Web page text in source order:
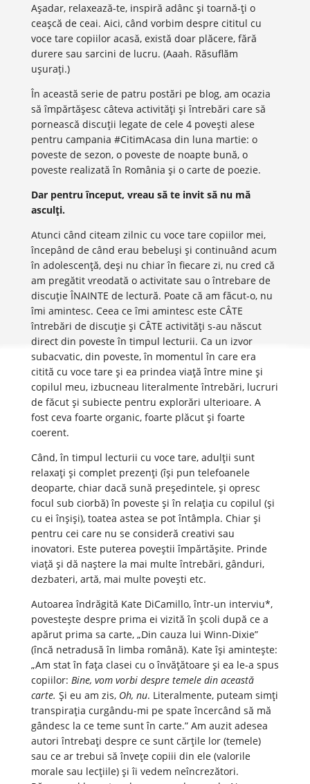
Așadar, relaxează-te, inspiră adânc și toarnă-ți o
ceașcă de ceai. Aici, când vorbim despre cititul cu
voce tare copiilor acasă, există doar plăcere, fără
durere sau sarcini de lucru. (Aaah. Răsuflăm
ușurați.)
În această serie de patru postări pe blog, am ocazia
să împărtășesc câteva activități și întrebări care să
pornească discuții legate de cele 4 povești alese
pentru campania #CitimAcasa din luna martie: o
poveste de sezon, o poveste de noapte bună, o
poveste realizată în România și o carte de poezie.
Dar pentru început, vreau să te invit să nu mă
asculți.
Atunci când citeam zilnic cu voce tare copiilor mei,
începând de când erau bebeluși și continuând acum
în adolescență, deși nu chiar în fiecare zi, nu cred că
am pregătit vreodată o activitate sau o întrebare de
discuție ÎNAINTE de lectură. Poate că am făcut-o, nu
îmi amintesc. Ceea ce îmi amintesc este CÂTE
întrebări de discuție și CÂTE activități s-au născut
direct din poveste în timpul lecturii. Ca un izvor
subacvatic, din poveste, în momentul în care era
citită cu voce tare și ea prindea viață între mine și
copilul meu, izbucneau literalmente întrebări, lucruri
de făcut și subiecte pentru explorări ulterioare. A
fost ceva foarte organic, foarte plăcut și foarte
coerent.
Când, în timpul lecturii cu voce tare, adulții sunt
relaxați și complet prezenți (își pun telefoanele
deoparte, chiar dacă sună președintele, și opresc
focul sub ciorbă) în poveste și în relația cu copilul (și
cu ei înșiși), toatea astea se pot întâmpla. Chiar și
pentru cei care nu se consideră creativi sau
inovatori. Este puterea poveștii împărtășite. Prinde
viață și dă naștere la mai multe întrebări, gânduri,
dezbateri, artă, mai multe povești etc.
Autoarea îndrăgită Kate DiCamillo, într-un interviu*,
povestește despre prima ei vizită în școli după ce a
apărut prima sa carte, „Din cauza lui Winn-Dixie”
(încă netradusă în limba română). Kate își amintește:
„Am stat în fața clasei cu o învățătoare și ea le-a spus
copiilor: Bine, vom vorbi despre temele din această
carte. Și eu am zis, Oh, nu. Literalmente, puteam simți
transpirația curgându-mi pe spate încercând să mă
gândesc la ce teme sunt în carte.” Am auzit adesea
autori întrebați despre ce sunt cărțile lor (temele)
sau ce ar trebui să învețe copiii din ele (valorile
morale sau lecțiile) și îi vedem neîncrezători.